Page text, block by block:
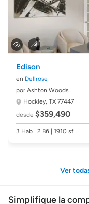
Edison
en Dellrose
por Ashton Woods
Hockley, TX 77447
desde $359,490
3 Hab | 2 Bñ | 1910 sf
Ver
Simplifique la